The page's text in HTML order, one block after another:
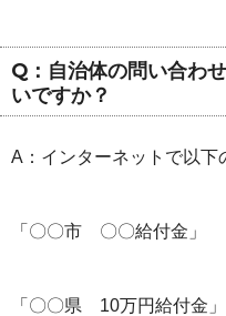
Q：自治体の問い合わ
いですか？
A：インターネットで以下
「〇〇市 〇〇給付金」
「〇〇県 10万円給付金」